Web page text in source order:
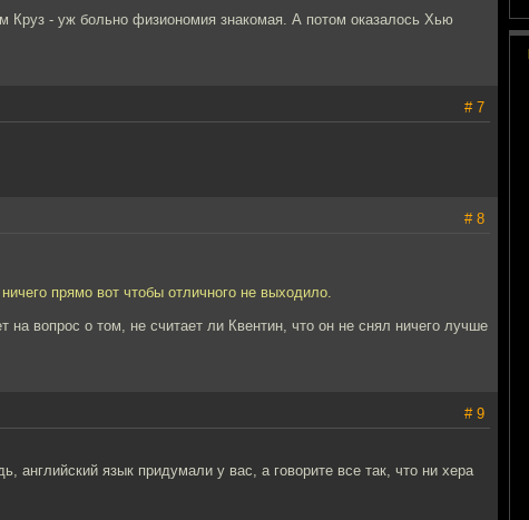
Круз - уж больно физиономия знакомая. А потом оказалось Хью
# 7
# 8
прямо вот чтобы отличного не выходило.
на вопрос о том, не считает ли Квентин, что он не снял ничего лучше
# 9
английский язык придумали у вас, а говорите все так, что ни хера